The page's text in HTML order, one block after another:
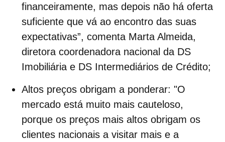
financeiramente, mas depois não há oferta
suficiente que vá ao encontro das suas
expectativas”, comenta Marta Almeida,
diretora coordenadora nacional da DS
Imobiliária e DS Intermediários de Crédito;
Altos preços obrigam a ponderar: "O
mercado está muito mais cauteloso,
porque os preços mais altos obrigam os
clientes nacionais a visitar mais e a